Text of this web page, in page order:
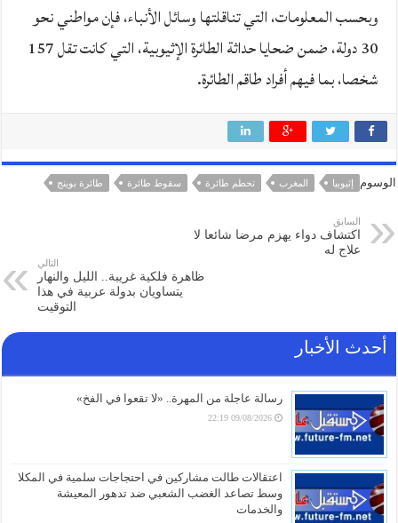
وبحسب المعلومات، التي تناقلتها وسائل الأنباء، فإن مواطني نحو
30 دولة، ضمن ضحايا حداثة الطائرة الإثيوبية، التي كانت تقل 157
شخصا، بما فيهم أفراد طاقم الطائرة.
الوسوم إثيوبيا المغرب تحطم طائرة سقوط طائرة طائرة بوينج
السابق
اكتشاف دواء يهزم مرضا شائعا لا
علاج له
التالي
ظاهرة فلكية غريبة.. الليل والنهار
يتساويان بدولة عربية في هذا
التوقيت
أحدث الأخبار
رسالة عاجلة من المهرة.. «لا تقعوا في الفخ»
09/08/2026 22:19
اعتقالات طالت مشاركين في احتجاجات سلمية في المكلا
وسط تصاعد الغضب الشعبي ضد تدهور المعيشة
والخدمات